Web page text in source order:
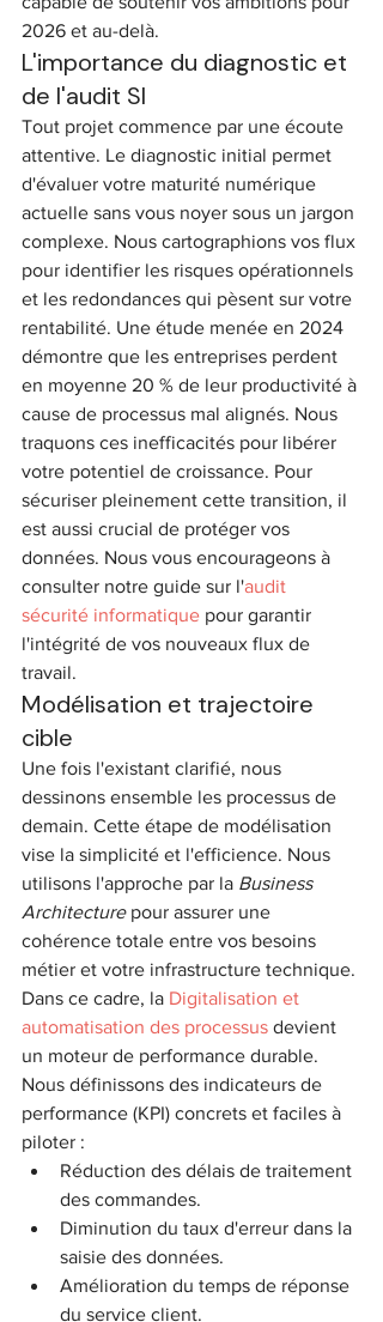
2026 et au-delà.
L'importance du diagnostic et
de l'audit SI
Tout projet commence par une écoute
attentive. Le diagnostic initial permet
d'évaluer votre maturité numérique
actuelle sans vous noyer sous un jargon
complexe. Nous cartographions vos flux
pour identifier les risques opérationnels
et les redondances qui pèsent sur votre
rentabilité. Une étude menée en 2024
démontre que les entreprises perdent
en moyenne 20 % de leur productivité à
cause de processus mal alignés. Nous
traquons ces inefficacités pour libérer
votre potentiel de croissance. Pour
sécuriser pleinement cette transition, il
est aussi crucial de protéger vos
données. Nous vous encourageons à
consulter notre guide sur l'audit
sécurité informatique pour garantir
l'intégrité de vos nouveaux flux de
travail.
Modélisation et trajectoire
cible
Une fois l'existant clarifié, nous
dessinons ensemble les processus de
demain. Cette étape de modélisation
vise la simplicité et l'efficience. Nous
utilisons l'approche par la Business
Architecture pour assurer une
cohérence totale entre vos besoins
métier et votre infrastructure technique.
Dans ce cadre, la Digitalisation et
automatisation des processus devient
un moteur de performance durable.
Nous définissons des indicateurs de
performance (KPI) concrets et faciles à
piloter :
Réduction des délais de traitement
des commandes.
Diminution du taux d'erreur dans la
saisie des données.
Amélioration du temps de réponse
du service client.